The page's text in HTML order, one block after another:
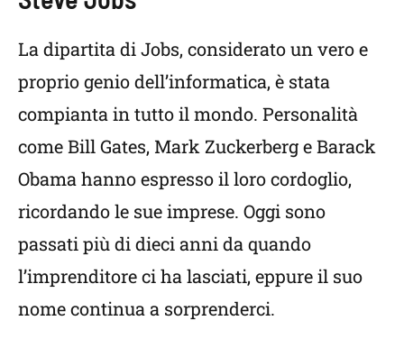
La dipartita di Jobs, considerato un vero e
proprio genio dell’informatica, è stata
compianta in tutto il mondo. Personalità
come Bill Gates, Mark Zuckerberg e Barack
Obama hanno espresso il loro cordoglio,
ricordando le sue imprese. Oggi sono
passati più di dieci anni da quando
l’imprenditore ci ha lasciati, eppure il suo
nome continua a sorprenderci.